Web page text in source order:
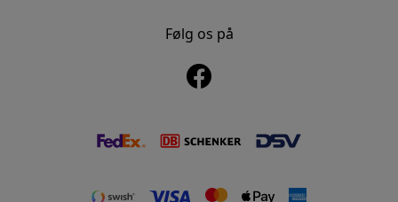
Følg os på